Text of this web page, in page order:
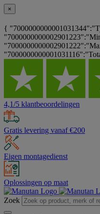
×
{
4,1/5 klantbeoordelingen
Gratis levering vanaf €200
Eigen montagedienst
Oplossingen op maat
Zoek